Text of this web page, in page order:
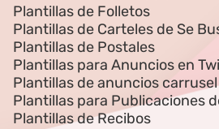
Plantillas de Folletos
Plantillas de Carteles de Se
Plantillas de Postales
Plantillas para Anuncios en
Plantillas de anuncios
Plantillas para Publicaciones
Plantillas de Recibos